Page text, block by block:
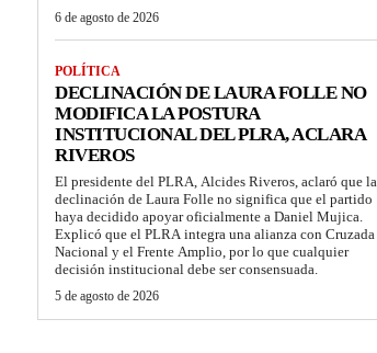
6 de agosto de 2026
POLÍTICA
DECLINACIÓN DE LAURA FOLLE NO
MODIFICA LA POSTURA
INSTITUCIONAL DEL PLRA, ACLARA
RIVEROS
El presidente del PLRA, Alcides Riveros, aclaró que la
declinación de Laura Folle no significa que el partido
haya decidido apoyar oficialmente a Daniel Mujica.
Explicó que el PLRA integra una alianza con Cruzada
Nacional y el Frente Amplio, por lo que cualquier
decisión institucional debe ser consensuada.
5 de agosto de 2026